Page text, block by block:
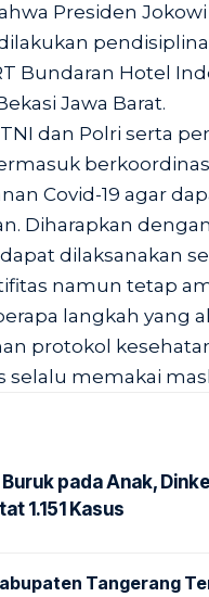
Presiden
Bundaran Hotel
Jawa Barat.
dan Polri serta
Covid-19 agar
Diharapkan
dilaksanakan
namun tetap
langkah yang
protokol
selalu memakai
pada Anak,
1.151 Kasus
Tangerang